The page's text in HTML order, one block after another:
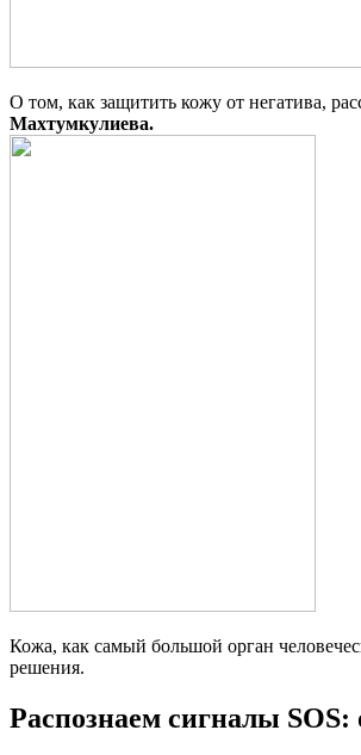
О том, как защитить кожу от негатива,
Махтумкулиева.
Кожа, как самый большой орган
решения.
Распознаем сигналы